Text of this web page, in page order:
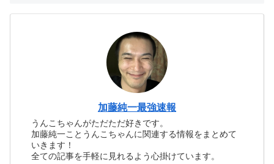
加藤純一最強速報
うんこちゃんがただただ好きです。
加藤純一ことうんこちゃんに関連する情報をまとめて
いきます！
全ての記事を手軽に見れるよう心掛けています。